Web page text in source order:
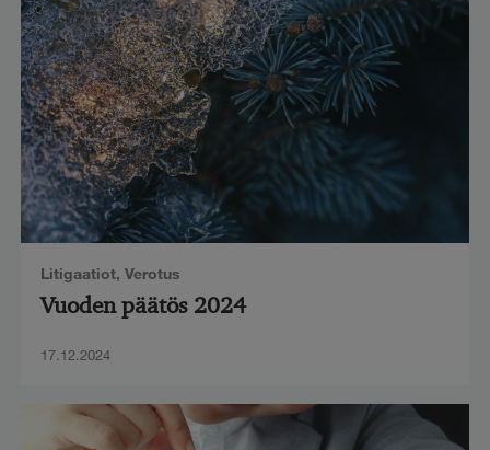
Litigaatiot, Verotus
Vuoden päätös 2024
17.12.2024